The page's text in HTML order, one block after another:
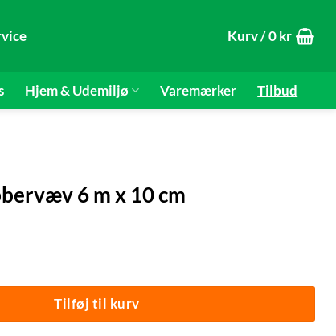
Kurv /0 kr
Hjem & Udemiljø Varemærker Tilbud
6 m x 10 cm
6 m x 10 cm antal
Tilføj til kurv